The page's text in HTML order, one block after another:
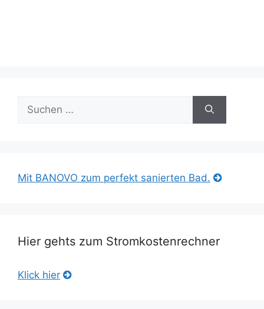
nach:
Mit BANOVO zum perfekt sanierten Bad.
Hier gehts zum Stromkostenrechner
Klick hier